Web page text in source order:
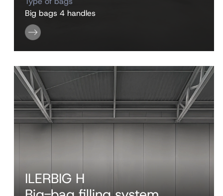
Big bags 4 handles
ILERBIG H